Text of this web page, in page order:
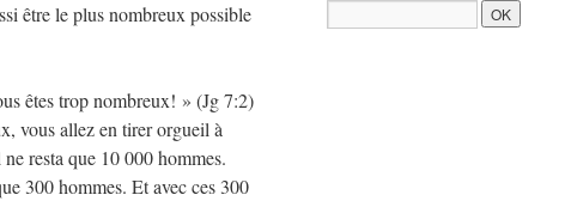
être le plus nombreux possible
êtes trop nombreux! » (Jg 7:2)
vous allez en tirer orgueil à
resta que 10 000 hommes.
300 hommes. Et avec ces 300